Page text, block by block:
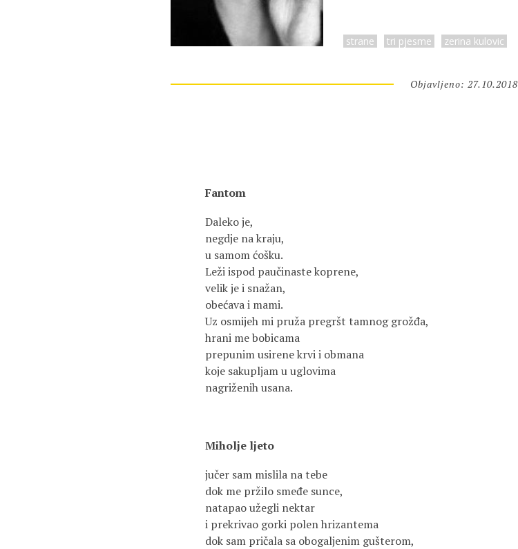
strane tri pjesme zerina kulovic
Objavljeno: 27.10.2018
Fantom
Daleko je,
negdje na kraju,
u samom ćošku.
Leži ispod paučinaste koprene,
velik je i snažan,
obećava i mami.
Uz osmijeh mi pruža pregršt tamnog grožđa,
hrani me bobicama
prepunim usirene krvi i obmana
koje sakupljam u uglovima
nagriženih usana.
Miholje ljeto
jučer sam mislila na tebe
dok me pržilo smeđe sunce,
natapao užegli nektar
i prekrivao gorki polen hrizantema
dok sam pričala sa obogaljenim gušterom,